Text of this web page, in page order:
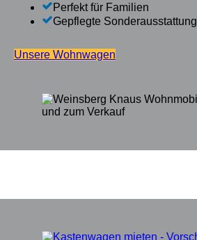
Perfekt für Familien
Gepflegte Sonderausstattung
Unsere Wohnwagen